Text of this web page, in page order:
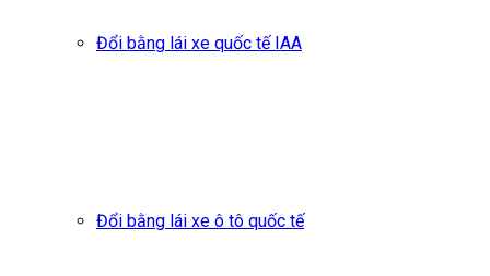
Đổi bằng lái xe quốc tế IAA
Đổi bằng lái xe ô tô quốc tế